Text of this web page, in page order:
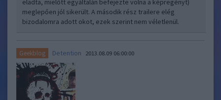
eladta, mielőtt egyáltalán befejezte volna a képregényt)
meglepően jól sikerült. A második rész trailere elég
bizodalomra adott okot, ezek szerint nem véletlenül.
Geekblog Detention 2013.08.09 06:00:00